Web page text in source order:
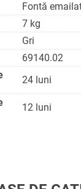
Fontă
7 kg
Gri
69140.02
24 luni
12 luni